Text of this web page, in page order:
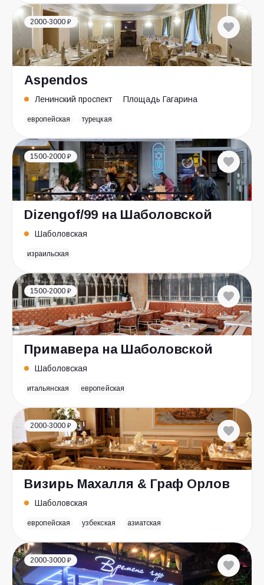
2000-3000 ₽
Aspendos
Ленинский проспект Площадь Гагарина
европейская турецкая
1500-2000 ₽
Dizengof/99 на Шаболовской
Шаболовская
израильская
1500-2000 ₽
Примавера на Шаболовской
Шаболовская
итальянская европейская
2000-3000 ₽
Визирь Махалля & Граф Орлов
Шаболовская
европейская узбекская азиатская
2000-3000 ₽